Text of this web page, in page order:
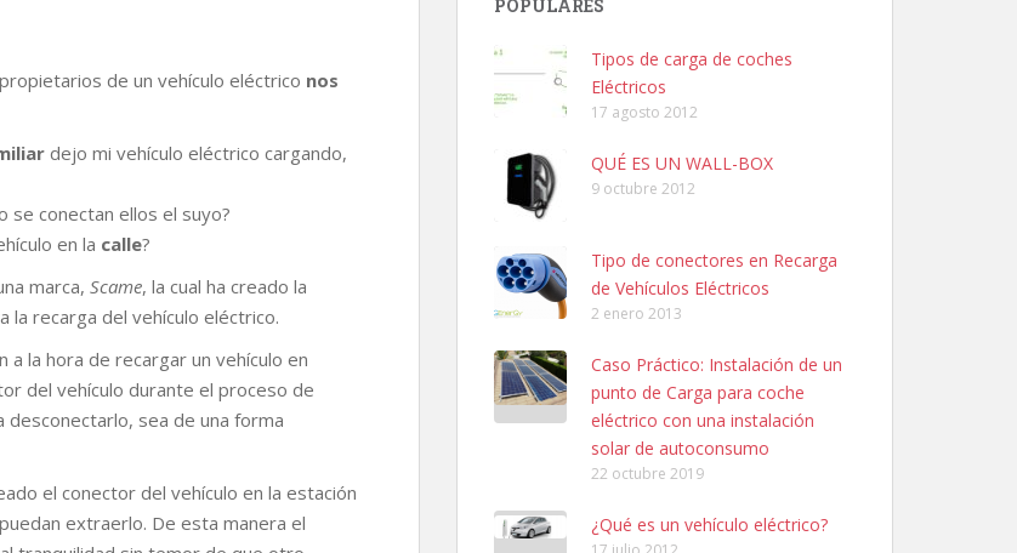
de un vehículo eléctrico nos
dejo mi vehículo eléctrico cargando,
se conectan ellos el suyo?
en la calle?
marca, Scame, la cual ha creado la
la recarga del vehículo eléctrico.
la hora de recargar un vehículo en
del vehículo durante el proceso de
sea de una forma
el conector del vehículo en la estación
extraerlo. De esta manera el
POPULARES
Tipos de carga de coches
Eléctricos
17 agosto 2012
QUÉ ES UN WALL-BOX
9 octubre 2012
Tipo de conectores en Recarga
de Vehículos Eléctricos
2 enero 2013
Caso Práctico: Instalación de un
punto de Carga para coche
eléctrico con una instalación
solar de autoconsumo
22 octubre 2019
¿Qué es un vehículo eléctrico?